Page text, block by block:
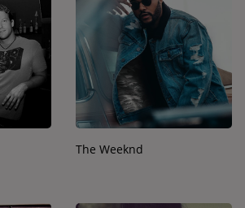
The Weeknd